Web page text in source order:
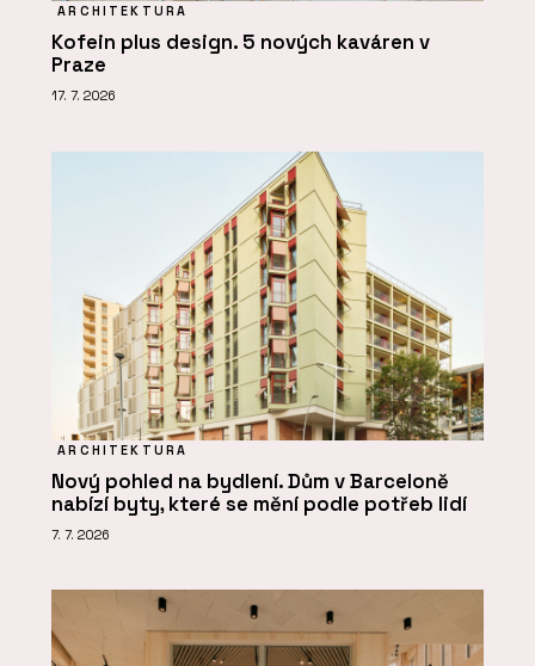
ARCHITEKTURA
Kofein plus design. 5 nových kaváren v
Praze
17. 7. 2026
ARCHITEKTURA
Nový pohled na bydlení. Dům v Barceloně
nabízí byty, které se mění podle potřeb lidí
7. 7. 2026